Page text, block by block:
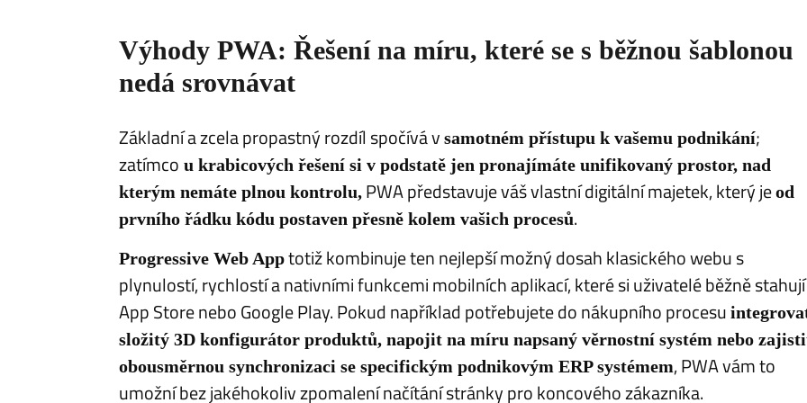
​Výhody PWA: Řešení na míru, které se s běžnou šablonou
nedá srovnávat
​Základní a zcela propastný rozdíl spočívá v samotném přístupu k vašemu podnikání;
zatímco u krabicových řešení si v podstatě jen pronajímáte unifikovaný prostor, nad
kterým nemáte plnou kontrolu, PWA představuje váš vlastní digitální majetek, který jeod
prvního řádku kódu postaven přesně kolem vašich procesů.
Progressive Web Apptotiž kombinuje ten nejlepší možný dosah klasického webu s
plynulostí, rychlostí a nativními funkcemi mobilních aplikací, které si uživatelé běžně
App Store nebo Google Play. Pokud například potřebujete do nákupního procesu
složitý 3D konfigurátor produktů, napojit na míru napsaný věrnostní systém nebo
obousměrnou synchronizaci se specifickým podnikovým ERP systémem, PWA vám to
umožní bez jakéhokoliv zpomalení načítání stránky pro koncového zákazníka.